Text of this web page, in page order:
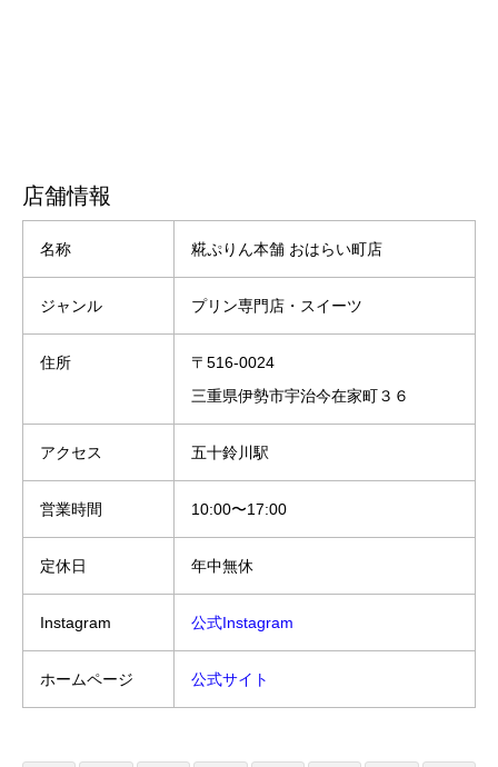
店舗情報
名称 糀ぷりん本舗 おはらい町店
ジャンル プリン専門店・スイーツ
住所
〒516-0024
三重県伊勢市宇治今在家町３６
アクセス 五十鈴川駅
営業時間 10:00〜17:00
定休日 年中無休
Instagram 公式Instagram
ホームページ 公式サイト